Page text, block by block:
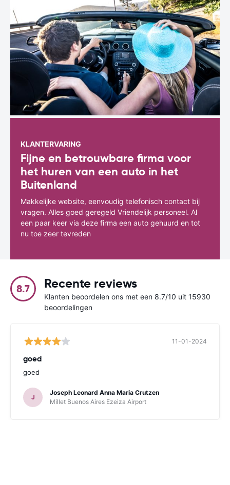
KLANTERVARING
Fijne en betrouwbare firma voor
het huren van een auto in het
Buitenland
Makkelijke website, eenvoudig telefonisch contact bij
vragen. Alles goed geregeld Vriendelijk personeel. Al
een paar keer via deze firma een auto gehuurd en tot
nu toe zeer tevreden
8.7 Recente reviews
Klanten beoordelen ons met een 8.7/10 uit 15930
beoordelingen
11-01-2024
goed
goed
J
Joseph Leonard Anna Maria Crutzen
Millet Buenos Aires Ezeiza Airport